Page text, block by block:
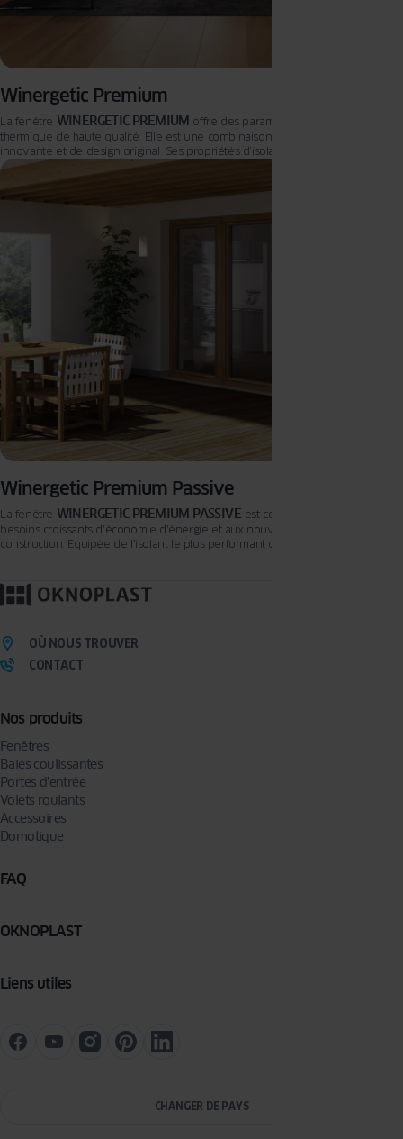
Winergetic Premium
La fenêtre WINERGETIC PREMIUM offre des paramètres d’isolation
thermique de haute qualité. Elle est une combinaison optimale de technologie
innovante et de design original. Ses propriétés d’isolation thermique
exceptionnelles se traduisent par une réduction réelle des coûts d’électricité
Winergetic Premium Passive
La fenêtre WINERGETIC PREMIUM PASSIVEest conçue pour répondre aux
besoins croissants d’économie d’énergie et aux nouvelles tendances de la
construction. Equipée de l’isolant le plus performant du marché, l’aérogel –
Nos produits
Fenêtres
Baies coulissantes
Portes d’entrée
Volets roulants
Accessoires
Domotique
FAQ
OKNOPLAST
Liens utiles
OÙ NOUS TROUVER
CONTACT
CHANGER DE PAYS